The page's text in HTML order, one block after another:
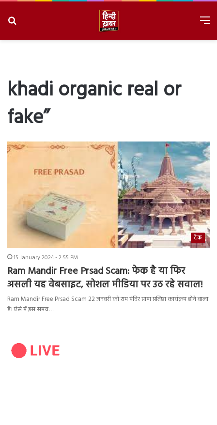
khadi organic real or
fake”
टेक
15 January 2024 - 2:55 PM
Ram Mandir Free Prsad Scam: फेक है या फिर
असली यह वेबसाइट, सोशल मीडिया पर उठ रहे सवाल!
Ram Mandir Free Prsad Scam 22 जनवरी को राम मंदिर प्राण प्रतिष्ठा कार्यक्रम होने वाला
है। ऐसे में इस समय…